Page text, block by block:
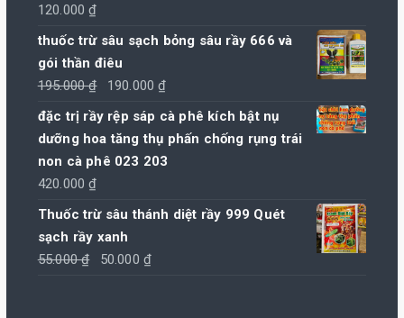
Được xếp
hạng 5.00 5
120.000₫
thuốc trừ sâu sạch bỏng sâu rầy 666 và
gói thần điêu
195.000₫
Giá
gốc
190.000₫
đặc trị rầy rệp sáp cà phê kích bật nụ
dưỡng hoa tăng thụ phấn chống rụng trái
non cà phê 023 203
420.000₫
Thuốc trừ sâu thánh diệt rầy 999 Quét
sạch rầy xanh
55.000₫
Giá
50.000 ₫